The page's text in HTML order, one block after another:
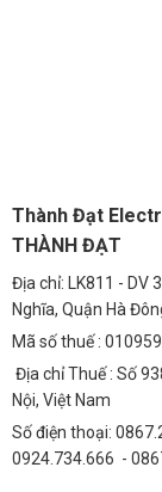
Thành Đạt
THÀNH ĐẠT
Địa chỉ: LK811 - DV
Nghĩa, Quận Hà
Mã số thuế :
Địa chỉ Thuế : Số
Nội, Việt Nam
Số điện thoại:
0924.734.666 -